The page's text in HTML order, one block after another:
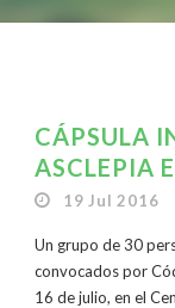
CÁPSULA
ASCLEPIA
19 Jul 2016
Un grupo de 30
convocados por
16 de julio, en el